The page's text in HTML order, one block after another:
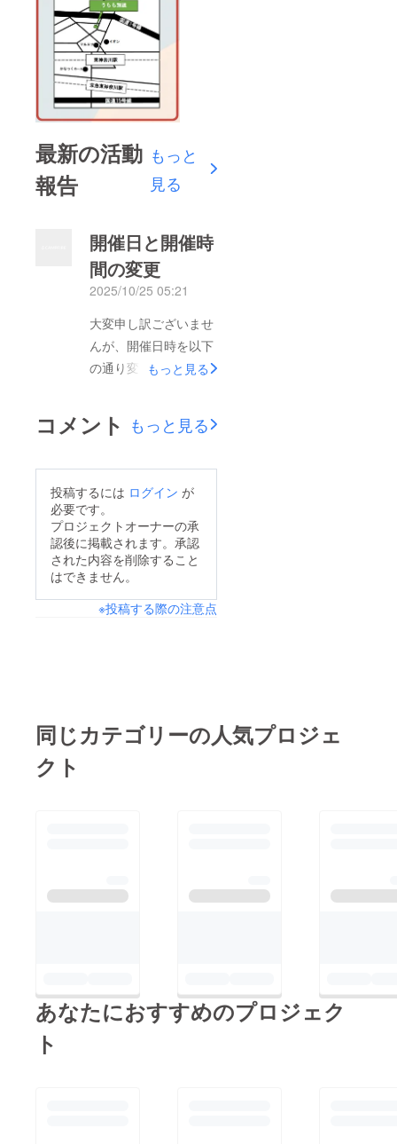
最新の活動
報告
もっと
見る
開催日と開催時
間の変更
2025/10/25 05:21
大変申し訳ございませ
んが、開催日時を以下
の通り変更させていた
和7年11月15日（土）
12時30分から14時30
ら20時
もっと見る
コメント もっと見る
投稿するには ログイン が
必要です。
プロジェクトオーナーの承
認後に掲載されます。承認
された内容を削除すること
はできません。
※投稿する際の注意点
同じカテゴリーの人気プロジェ
クト
あなたにおすすめのプロジェク
ト